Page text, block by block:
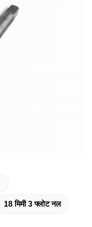
18 मिमी 3 फ्लोट नल